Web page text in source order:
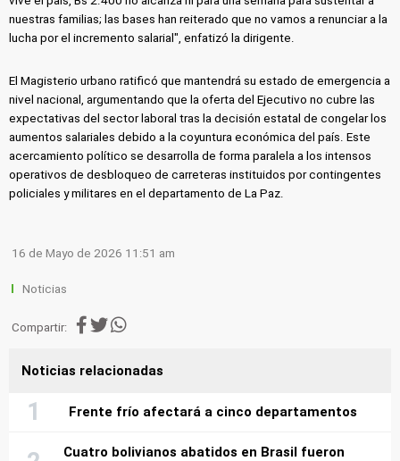
nuestras familias; las bases han reiterado que no vamos a renunciar a la
lucha por el incremento salarial", enfatizó la dirigente.
El Magisterio urbano ratificó que mantendrá su estado de emergencia a
nivel nacional, argumentando que la oferta del Ejecutivo no cubre las
expectativas del sector laboral tras la decisión estatal de congelar los
aumentos salariales debido a la coyuntura económica del país. Este
acercamiento político se desarrolla de forma paralela a los intensos
operativos de desbloqueo de carreteras instituidos por contingentes
policiales y militares en el departamento de La Paz.
16 de Mayo de 2026 11:51 am
Noticias
Compartir:
Noticias relacionadas
Frente frío afectará a cinco departamentos
Cuatro bolivianos abatidos en Brasil fueron